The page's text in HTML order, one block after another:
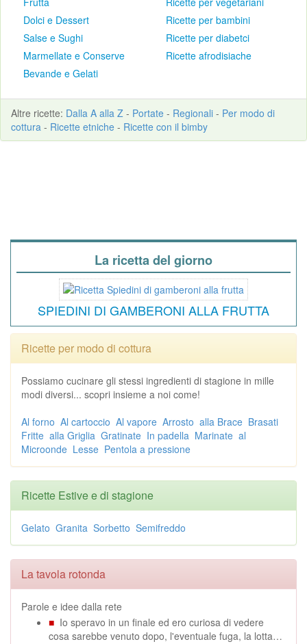
Dolci e Dessert
Salse e Sughi
Marmellate e Conserve
Bevande e Gelati
Ricette per bambini
Ricette per diabetci
Ricette afrodisiache
Altre ricette: Dalla A alla Z - Portate - Regionali - Per modo di
cottura - Ricette etniche - Ricette con il bimby
La ricetta del giorno
SPIEDINI DI GAMBERONI ALLA FRUTTA
Ricette per modo di cottura
Possiamo cucinare gli stessi ingredienti di stagione in mille
modi diversi... scopri insieme a noi come!
Al forno Al cartoccio Al vapore Arrosto alla Brace Brasati
Fritte alla Griglia Gratinate In padella Marinate al
Microonde Lesse Pentola a pressione
Ricette Estive e di stagione
Gelato Granita Sorbetto Semifreddo
La tavola rotonda
Parole e idee dalla rete
■ Io speravo in un finale ed ero curiosa di vedere
cosa sarebbe venuto dopo, l'eventuale fuga, la lotta…